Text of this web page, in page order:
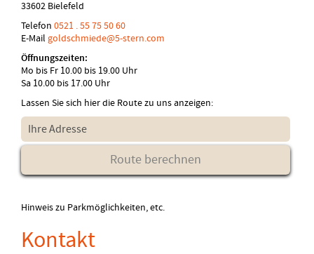
33602 Bielefeld
Telefon 0521 . 55 75 50 60
E-Mail goldschmiede@5-stern.com
Öffnungszeiten:
Mo bis Fr 10.00 bis 19.00 Uhr
Sa 10.00 bis 17.00 Uhr
Lassen Sie sich hier die Route zu uns anzeigen:
Hinweis zu Parkmöglichkeiten, etc.
Kontakt